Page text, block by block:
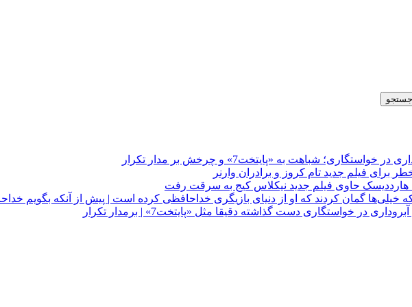
شباهت به «پایتخت7» و چرخش بر مدار تکرار
گمان کردند که او از دنیای بازیگری خداحافظی کرده است | پیش از آنکه بگویم
خواستگاری دست گذاشته دقیقا مثل «پایتخت7» | برمدار تکرار